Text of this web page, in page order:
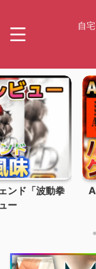
自
「波動拳